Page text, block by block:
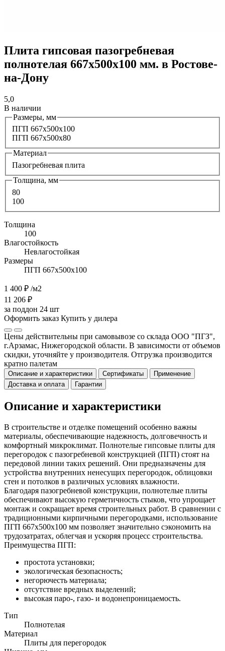
Плита гипсовая пазогребневая
полнотелая 667х500х100 мм. в Ростове-
на-Дону
5,0
В наличии
Размеры, мм
ПГП 667х500х100
ПГП 667x500x80
Материал
Пазогребневая плита
Толщина, мм
80
100
Толщина
100
Влагостойкость
Невлагостойкая
Размеры
ПГП 667х500х100
1 400 ₽ /м2
11 206 ₽
за поддон 24 шт
Оформить заказ Купить у дилера
Цены действительны при самовывозе со склада ООО "ПГЗ",
г.Арзамас, Нижегородской области. В зависимости от объемов
скидки, уточняйте у производителя. Отгрузка производится
кратно палетам
Описание и характеристики Сертификаты
Применение
Доставка и оплата
Гарантии
Описание и характеристики
В строительстве и отделке помещений особенно важны
материалы, обеспечивающие надежность, долговечность и
комфортный микроклимат. Полнотелые гипсовые плиты для
перегородок с пазогребневой конструкцией (ПГП) стоят на
передовой линии таких решений. Они предназначены для
устройства внутренних ненесущих перегородок, облицовки
стен и потолков в различных условиях влажности.
Благодаря пазогребневой конструкции, полнотелые плиты
обеспечивают высокую герметичность стыков, что упрощает
монтаж и сокращает время строительных работ. В сравнении с
традиционными кирпичными перегородками, использование
ПГП 667х500х100 мм позволяет значительно сэкономить на
трудозатратах, облегчая и ускоряя процесс строительства.
Преимущества ПГП:
простота установки;
экологическая безопасность;
негорючесть материала;
отсутствие вредных выделений;
высокая паро-, газо- и водонепроницаемость.
Тип
Полнотелая
Материал
Плиты для перегородок